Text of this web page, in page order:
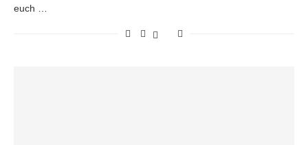
euch …